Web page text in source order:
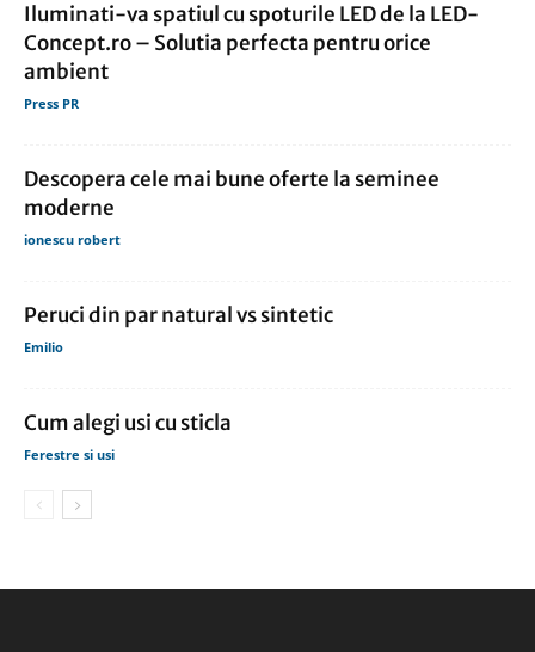
Iluminati-va spatiul cu spoturile LED de la LED-
Concept.ro – Solutia perfecta pentru orice
ambient
Press PR
Descopera cele mai bune oferte la seminee
moderne
ionescu robert
Peruci din par natural vs sintetic
Emilio
Cum alegi usi cu sticla
Ferestre si usi